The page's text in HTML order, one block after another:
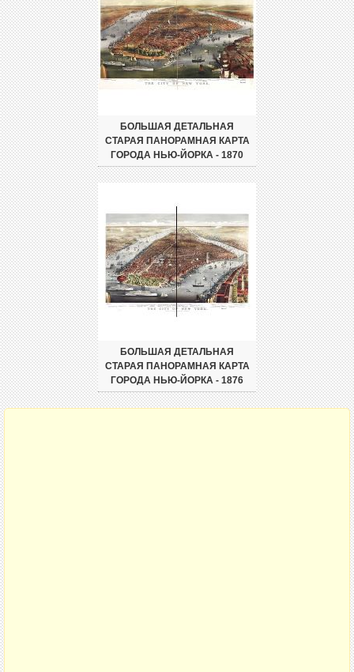
БОЛЬШАЯ ДЕТАЛЬНАЯ
СТАРАЯ ПАНОРАМНАЯ КАРТА
ГОРОДА НЬЮ-ЙОРКА - 1870
БОЛЬШАЯ ДЕТАЛЬНАЯ
СТАРАЯ ПАНОРАМНАЯ КАРТА
ГОРОДА НЬЮ-ЙОРКА - 1876